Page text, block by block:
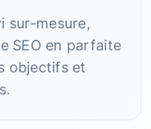
sur-mesure,
SEO en parfaite
objectifs et